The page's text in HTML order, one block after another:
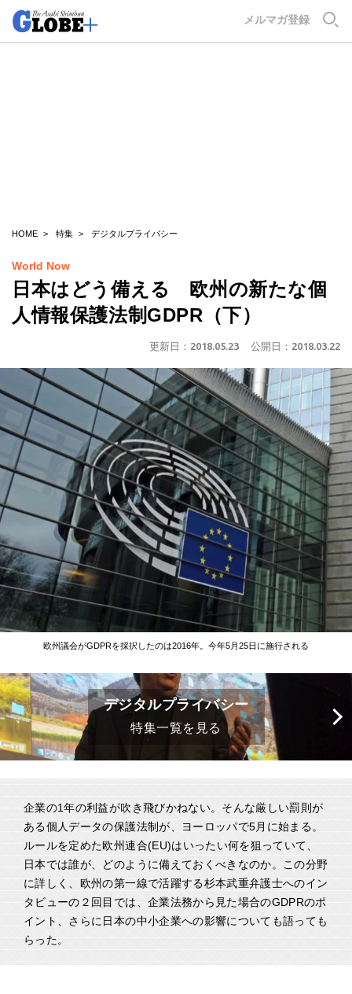
メルマガ登録
HOME 特集 デジタルプライバシー
World Now
日本はどう備える 欧州の新たな個
人情報保護法制GDPR（下）
更新日： 2018.05.23 公開日： 2018.03.22
欧州議会がGDPRを採択したのは2016年。今年5月25日に施行される
デジタルプライバシー
特集一覧を見る
企業の1年の利益が吹き飛びかねない。そんな厳しい罰則が
ある個人データの保護法制が、ヨーロッパで5月に始まる。
ルールを定めた欧州連合(EU)はいったい何を狙っていて、
日本では誰が、どのように備えておくべきなのか。この分野
に詳しく、欧州の第一線で活躍する杉本武重弁護士へのイン
タビューの２回目では、企業法務から見た場合のGDPRのポ
イント、さらに日本の中小企業への影響についても語っても
らった。